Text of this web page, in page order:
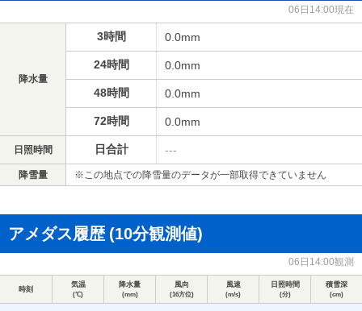
06日14:00現在
降水量
3時間 0.0mm
24時間 0.0mm
48時間 0.0mm
72時間 0.0mm
日照時間 日合計 ---
降雪量 ※この地点での降雪量のデータが一部取得できていません
アメダス履歴 (10分観測値)
06日14:00観測
時刻
気温
(℃)
降水量
(mm)
風向
(16方位)
風速
(m/s)
日照時間
(分)
積雪深
(cm)